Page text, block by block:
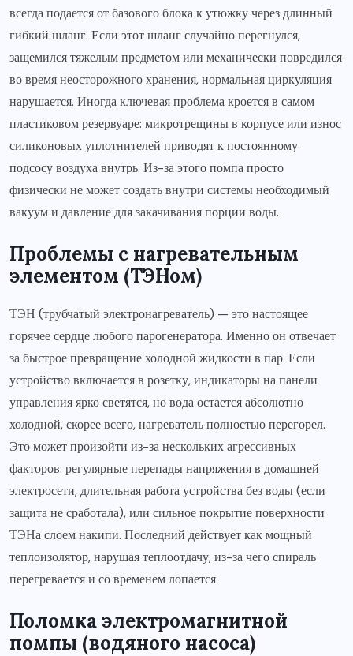
всегда подается от базового блока к утюжку через длинный
гибкий шланг. Если этот шланг случайно перегнулся,
защемился тяжелым предметом или механически повредился
во время неосторожного хранения, нормальная циркуляция
нарушается. Иногда ключевая проблема кроется в самом
пластиковом резервуаре: микротрещины в корпусе или износ
силиконовых уплотнителей приводят к постоянному
подсосу воздуха внутрь. Из-за этого помпа просто
физически не может создать внутри системы необходимый
вакуум и давление для закачивания порции воды.
Проблемы с нагревательным
элементом (ТЭНом)
ТЭН (трубчатый электронагреватель) — это настоящее
горячее сердце любого парогенератора. Именно он отвечает
за быстрое превращение холодной жидкости в пар. Если
устройство включается в розетку, индикаторы на панели
управления ярко светятся, но вода остается абсолютно
холодной, скорее всего, нагреватель полностью перегорел.
Это может произойти из-за нескольких агрессивных
факторов: регулярные перепады напряжения в домашней
электросети, длительная работа устройства без воды (если
защита не сработала), или сильное покрытие поверхности
ТЭНа слоем накипи. Последний действует как мощный
теплоизолятор, нарушая теплоотдачу, из-за чего спираль
перегревается и со временем лопается.
Поломка электромагнитной
помпы (водяного насоса)